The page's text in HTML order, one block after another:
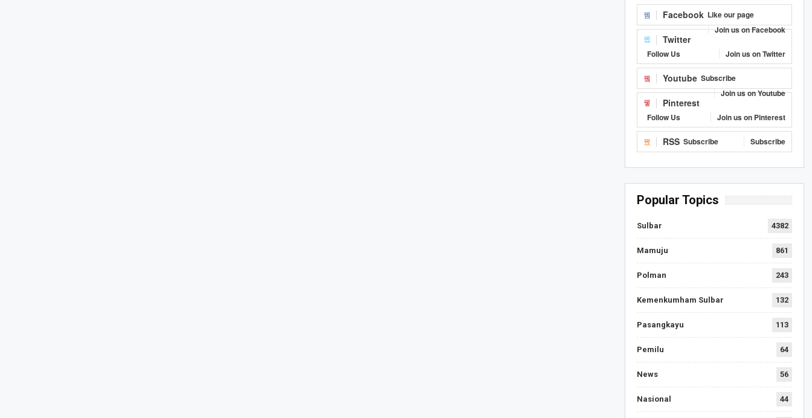
Facebook Like our page
Join us on Facebook
Twitter
Follow Us Join us on Twitter
Youtube Subscribe
Join us on Youtube
Pinterest
Follow Us Join us on Pinterest
RSS Subscribe Subscribe
Popular Topics
Sulbar 4382
Mamuju 861
Polman 243
Kemenkumham Sulbar 132
Pasangkayu 113
Pemilu 64
News 56
Nasional 44